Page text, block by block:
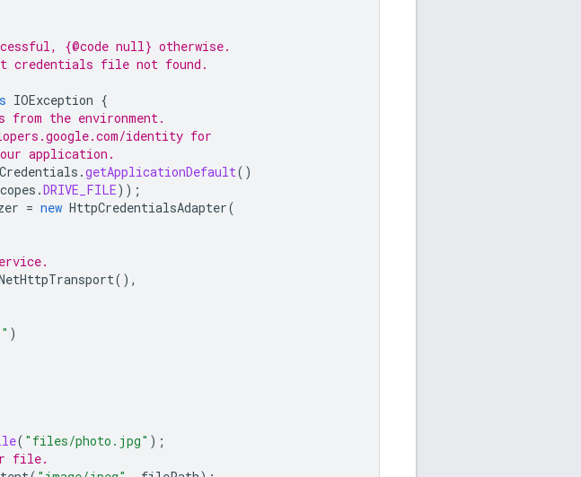
{@code null} otherwise.
credentials file not found.
IOException {
the environment.
identity for
application.
.getApplicationDefault()
.DRIVE_FILE));
= new HttpCredentialsAdapter(
(),
)
( "files/photo.jpg" );
file.